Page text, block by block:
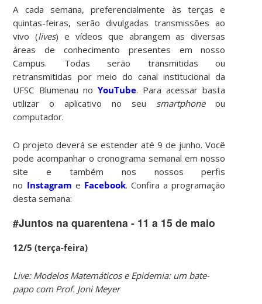
A cada semana, preferencialmente às terças e
quintas-feiras, serão divulgadas transmissões ao
vivo (lives) e vídeos que abrangem as diversas
áreas de conhecimento presentes em nosso
Campus. Todas serão transmitidas ou
retransmitidas por meio do canal institucional da
UFSC Blumenau no YouTube. Para acessar basta
utilizar o aplicativo no seu smartphoneou
computador.
O projeto deverá se estender até 9 de junho. Você
pode acompanhar o cronograma semanal em nosso
site e também nos nossos perfis
no Instagram e Facebook. Confira a programação
desta semana:
#Juntos na quarentena - 11 a 15 de maio
12/5 (terça-feira)
Live: Modelos Matemáticos e Epidemia: um bate-
papo com Prof. Joni Meyer